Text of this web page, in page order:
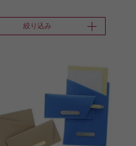
絞り込み